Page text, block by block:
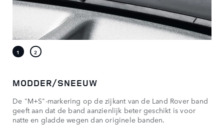
MODDER/SNEEUW
De "M+S"-markering op de zijkant van de Land Rover band
geeft aan dat de band aanzienlijk beter geschikt is voor
natte en gladde wegen dan originele banden.